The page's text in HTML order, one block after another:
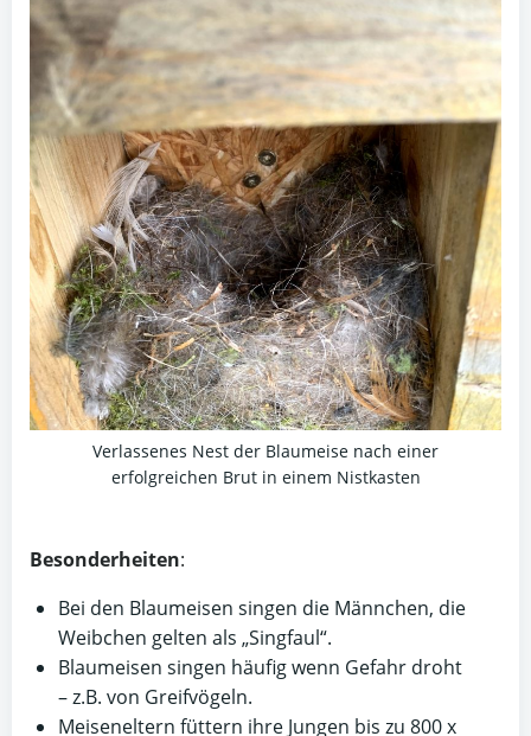
Verlassenes Nest der Blaumeise nach einer
erfolgreichen Brut in einem Nistkasten
Besonderheiten:
Bei den Blaumeisen singen die Männchen, die
Weibchen gelten als „Singfaul“.
Blaumeisen singen häufig wenn Gefahr droht
– z.B. von Greifvögeln.
Meiseneltern füttern ihre Jungen bis zu 800 x